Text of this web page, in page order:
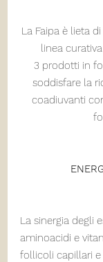
La Faipa è lieta
linea curativa
3 prodotti in
soddisfare la
coadiuvanti
La sinergia degli
aminoacidi e
follicoli capillari